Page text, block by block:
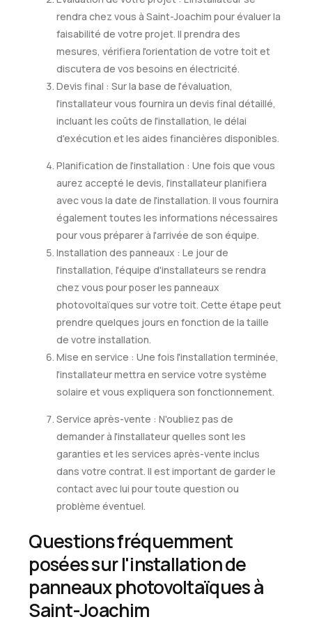
rendra chez vous à Saint-Joachim pour évaluer la
faisabilité de votre projet. Il prendra des
mesures, vérifiera l'orientation de votre toit et
discutera de vos besoins en électricité.
Devis final : Sur la base de l'évaluation,
l'installateur vous fournira un devis final détaillé,
incluant les coûts de l'installation, le délai
d'exécution et les aides financières disponibles.
Planification de l'installation : Une fois que vous
aurez accepté le devis, l'installateur planifiera
avec vous la date de l'installation. Il vous fournira
également toutes les informations nécessaires
pour vous préparer à l'arrivée de son équipe.
Installation des panneaux : Le jour de
l'installation, l'équipe d'installateurs se rendra
chez vous pour poser les panneaux
photovoltaïques sur votre toit. Cette étape peut
prendre quelques jours en fonction de la taille
de votre installation.
Mise en service : Une fois l'installation terminée,
l'installateur mettra en service votre système
solaire et vous expliquera son fonctionnement.
Service après-vente : N'oubliez pas de
demander à l'installateur quelles sont les
garanties et les services après-vente inclus
dans votre contrat. Il est important de garder le
contact avec lui pour toute question ou
problème éventuel.
Questions fréquemment
posées sur l'installation de
panneaux photovoltaïques à
Saint-Joachim